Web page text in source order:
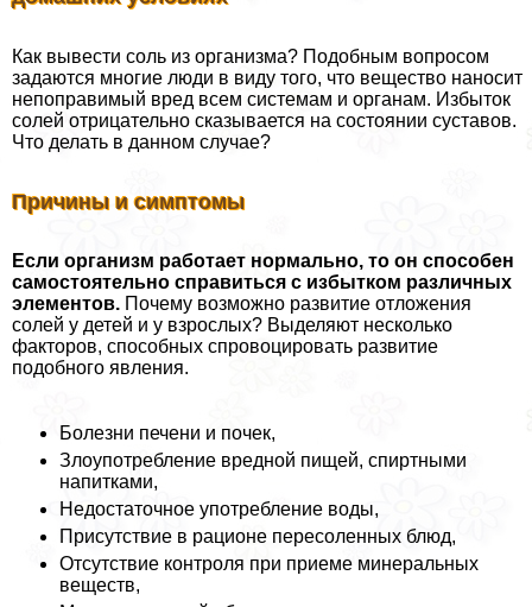
Как вывести соль из организма? Подобным вопросом
задаются многие люди в виду того, что вещество наносит
непоправимый вред всем системам и органам. Избыток
солей отрицательно сказывается на состоянии суставов.
Что делать в данном случае?
Причины и симптомы
Если организм работает нормально, то он способен
самостоятельно справиться с избытком различных
элементов. Почему возможно развитие отложения
солей у детей и у взрослых? Выделяют несколько
факторов, способных спровоцировать развитие
подобного явления.
Болезни печени и почек,
Злоупотрeбление вредной пищей, спиртными
напитками,
Недостаточное употрeбление воды,
Присутствие в рационе пересоленных блюд,
Отсутствие контроля при приеме минеральных
веществ,